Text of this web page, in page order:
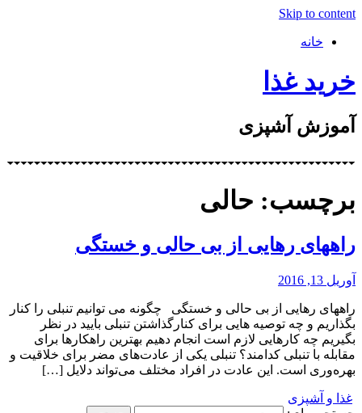
Skip to content
خانه
خرید غذا
آموزش آشپزی
برچسب: حالی
راههای رهایی از بی حالی و خستگی
آوریل 13, 2016
راههای رهایی از بی حالی و خستگی چگونه می توانیم تنبلی را کنار
بگذاریم و چه توصیه هایی برای کنارگذاشتن تنبلی بایید در نظر
بگیریم چه کارهایی لازم است انجام دهیم بهترین راهکارها برای
مقابله با تنبلی کدامند؟ تنبلی یکی از عادت‌های مضر برای خلاقیت و
بهره‌وری است. این عادت در افراد مختلف می‌تواند دلایل […]
غذا و آشپزی